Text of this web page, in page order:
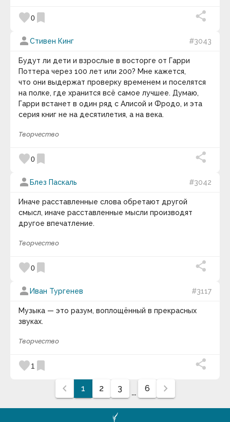
favorite0 bookmark
personСтивен Кинг #3043
Будут ли дети и взрослые в восторге от Гарри
Поттера через 100 лет или 200? Мне кажется,
что они выдержат проверку временем и поселятся
на полке, где хранится всё самое лучшее. Думаю,
Гарри встанет в один ряд с Алисой и Фродо, и эта
серия книг не на десятилетия, а на века.
Творчество
favorite0 bookmark
person Блез Паскаль #3042
Иначе расставленные слова обретают другой
смысл, иначе расставленные мысли производят
другое впечатление.
Творчество
favorite0 bookmark
person Иван Тургенев #3117
Музыка — это разум, воплощённый в прекрасных
звуках.
Творчество
favorite1
bookmark
chevron_left
1 2 3 ... 6 chevron_right